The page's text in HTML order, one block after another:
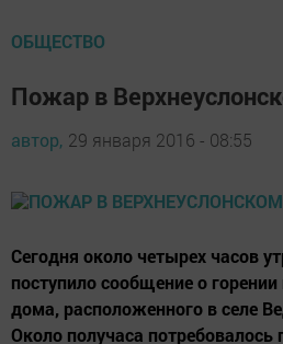
ОБЩЕСТВО
Пожар в
автор, 29 января 2016 - 08:55
Сегодня около четырех часов
поступило сообщение о
дома, расположенного в селе
Около получаса